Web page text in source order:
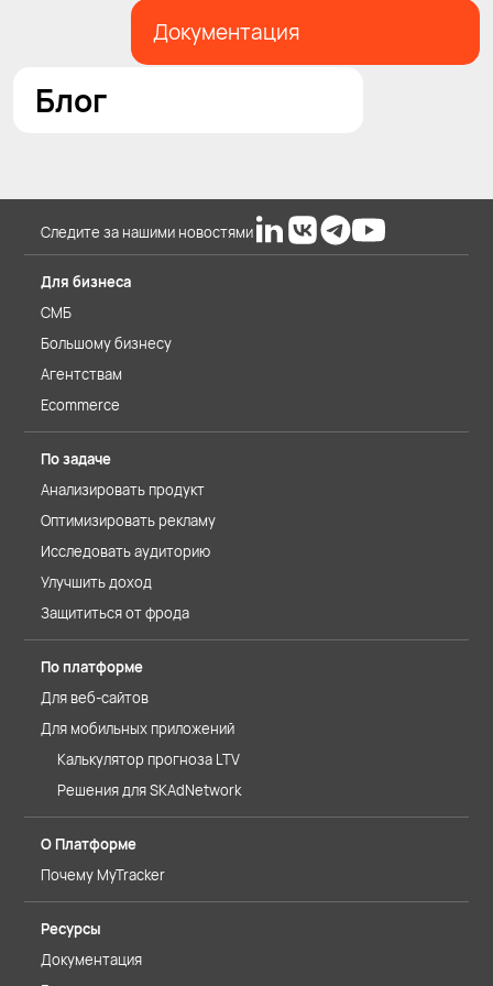
Документация
Блог
Следите за нашими новостями
Для бизнеса
СМБ
Большому бизнесу
Агентствам
Ecommerce
По задаче
Анализировать продукт
Оптимизировать рекламу
Исследовать аудиторию
Улучшить доход
Защититься от фрода
По платформе
Для веб-сайтов
Для мобильных приложений
Калькулятор прогноза LTV
Решения для SKAdNetwork
О Платформе
Почему MyTracker
Ресурсы
Документация